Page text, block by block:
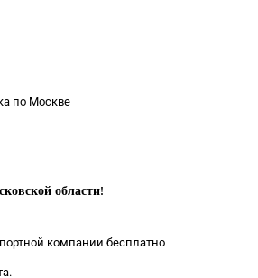
по Москве
области!
компании бесплатно